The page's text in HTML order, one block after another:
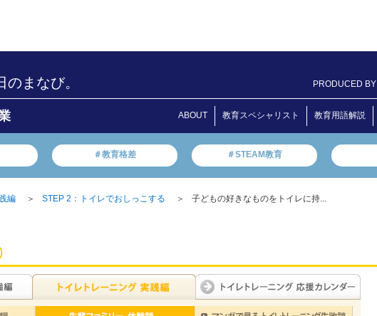
まなび。 PRODUCED BY
ABOUT 教育スペシャリスト 教育用語解説
＃教育格差 ＃STEAM教育
編 ＞ STEP 2：トイレでおしっこする ＞ 子どもの好きなものをトイレに持...